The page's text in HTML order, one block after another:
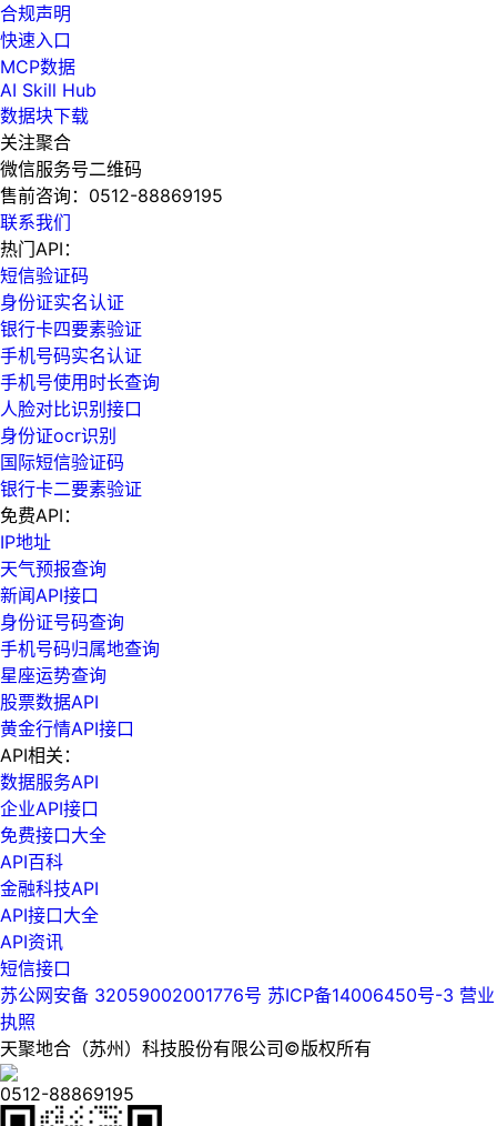
合规声明
快速入口
MCP数据
AI Skill Hub
数据块下载
关注聚合
微信服务号二维码
售前咨询： 0512-88869195
联系我们
热门API：
短信验证码
身份证实名认证
银行卡四要素验证
手机号码实名认证
手机号使用时长查询
人脸对比识别接口
身份证ocr识别
国际短信验证码
银行卡二要素验证
免费API：
IP地址
天气预报查询
新闻API接口
身份证号码查询
手机号码归属地查询
星座运势查询
股票数据API
黄金行情API接口
API相关：
数据服务API
企业API接口
免费接口大全
API百科
金融科技API
API接口大全
API资讯
短信接口
苏公网安备 32059002001776号 苏ICP备14006450号-3 营业
执照
天聚地合（苏州）科技股份有限公司©版权所有
0512-88869195